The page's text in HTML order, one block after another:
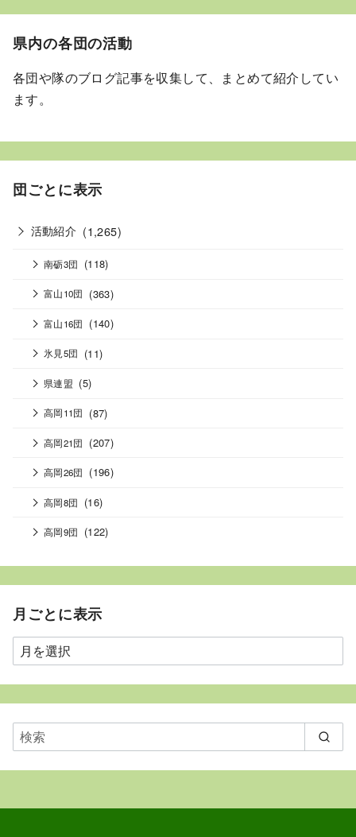
県内の各団の活動
各団や隊のブログ記事を収集して、まとめて紹介してい
ます。
団ごとに表示
活動紹介 (1,265)
南砺3団 (118)
富山10団 (363)
富山16団 (140)
氷見5団 (11)
県連盟 (5)
高岡11団 (87)
高岡21団 (207)
高岡26団 (196)
高岡8団 (16)
高岡9団 (122)
月ごとに表示
月
ご
と
表
示